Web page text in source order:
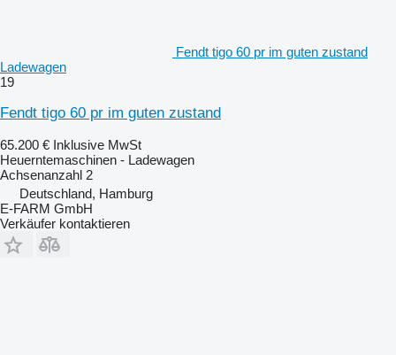
Fendt tigo 60 pr im guten zustand
Ladewagen
19
Fendt tigo 60 pr im guten zustand
65.200 € Inklusive MwSt
Heuerntemaschinen - Ladewagen
Achsenanzahl 2
Deutschland, Hamburg
E-FARM GmbH
Verkäufer kontaktieren